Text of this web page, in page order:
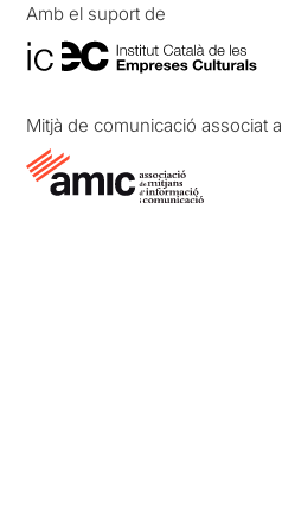
Amb el suport de
Mitjà de comunicació associat a